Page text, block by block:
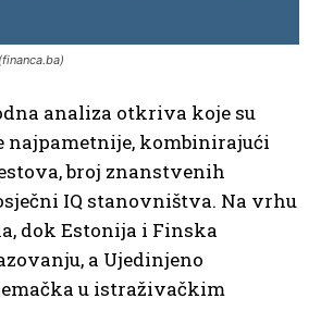
analiza otkriva koje su
najpametnije, kombinirajući
broj znanstvenih
IQ stanovništva. Na vrhu
dok Estonija i Finska
a Ujedinjeno
u istraživačkim